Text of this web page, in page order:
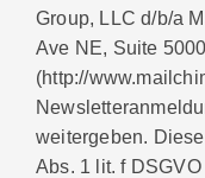
Group, LLC d/b/a
Ave NE, Suite
(http://
weitergeben.
Abs. 1 lit. f